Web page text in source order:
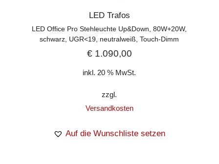
LED Trafos
LED Office Pro Stehleuchte Up&Down, 80W+20W,
schwarz, UGR<19, neutralweiß, Touch-Dimm
€1.090,00
inkl. 20 % MwSt.
zzgl.
Versandkosten
Auf die Wunschliste setzen